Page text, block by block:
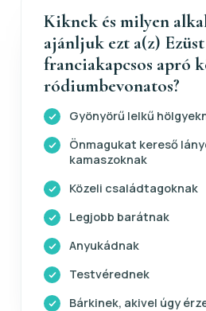
Kiknek és milyen
ajánljuk ezt a(z)
franciakapcsos apró
ródiumbevonatos?
Gyönyörű lelkű
Önmagukat kereső
kamaszoknak
Közeli családtagoknak
Legjobb barátnak
Anyukádnak
Testvérednek
Bárkinek, akivel úgy